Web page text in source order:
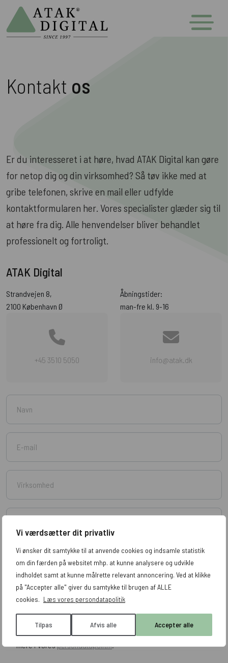
Vi værdsætter dit privatliv
Vi ønsker dit samtykke til at anvende cookies og indsamle statistik
om din færden på websitet mhp. at kunne analysere og udvikle
indholdet samt at kunne målrette relevant annoncering. Ved at klikke
på "Accepter alle" giver du samtykke til brugen af ALLE
cookies. Læs vores persondatapolitik
Tilpas Afvis alle Accepter alle
Kontakt os
Er du interesseret i at høre, hvad ATAK Digital kan gøre
for netop dig og din virksomhed? Så tøv ikke med at
gribe telefonen, skrive en mail eller udfylde
kontaktformularen her. Vores specialister glæder sig til
at høre fra dig. Alle henvendelser bliver behandlet
professionelt og fortroligt.
ATAK Digital
Strandvejen 8,
2100 København Ø
Åbningstider:
man-fre kl. 9-16
+45 3510 5050 info@atak.dk
Jeg accepterer, at mine data indsamles og opbevares. Læs
mere i vorespersondatapolitik.